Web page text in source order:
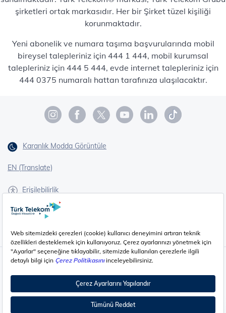
şirketleri ortak markasıdır. Her bir Şirket tüzel kişiliği
korunmaktadır.
Yeni abonelik ve numara taşıma başvurularında mobil
bireysel talepleriniz için 444 1 444, mobil kurumsal
talepleriniz için 444 5 444, evde internet talepleriniz için
444 0375 numaralı hattan tarafınıza ulaşılacaktır.
Karanlık Modda Görüntüle
EN (Translate)
Erişilebilirlik
İşaret Dili Çevirisi
Çerez Ayarları